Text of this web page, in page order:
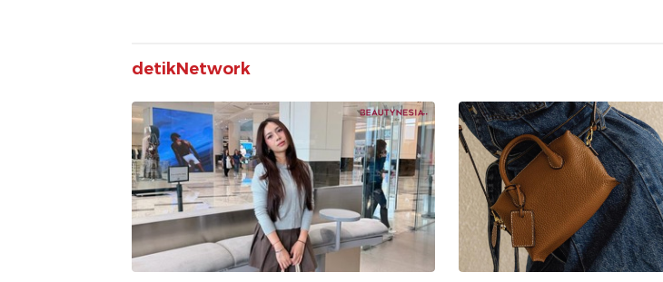
detikNetwork